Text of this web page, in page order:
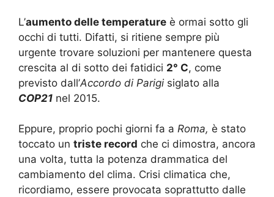
L’aumento delle temperature è ormai sotto gli
occhi di tutti. Difatti, si ritiene sempre più
urgente trovare soluzioni per mantenere questa
crescita al di sotto dei fatidici 2° C, come
previsto dall’Accordo di Parigi siglato alla
COP21 nel 2015.
Eppure, proprio pochi giorni fa a Roma, è stato
toccato un triste record che ci dimostra, ancora
una volta, tutta la potenza drammatica del
cambiamento del clima. Crisi climatica che,
ricordiamo, essere provocata soprattutto dalle